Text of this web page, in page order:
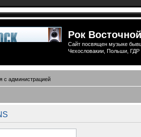
Рок
Сайт посвящен музыке
Чехословакии, Польши, ГДР
с администрацией